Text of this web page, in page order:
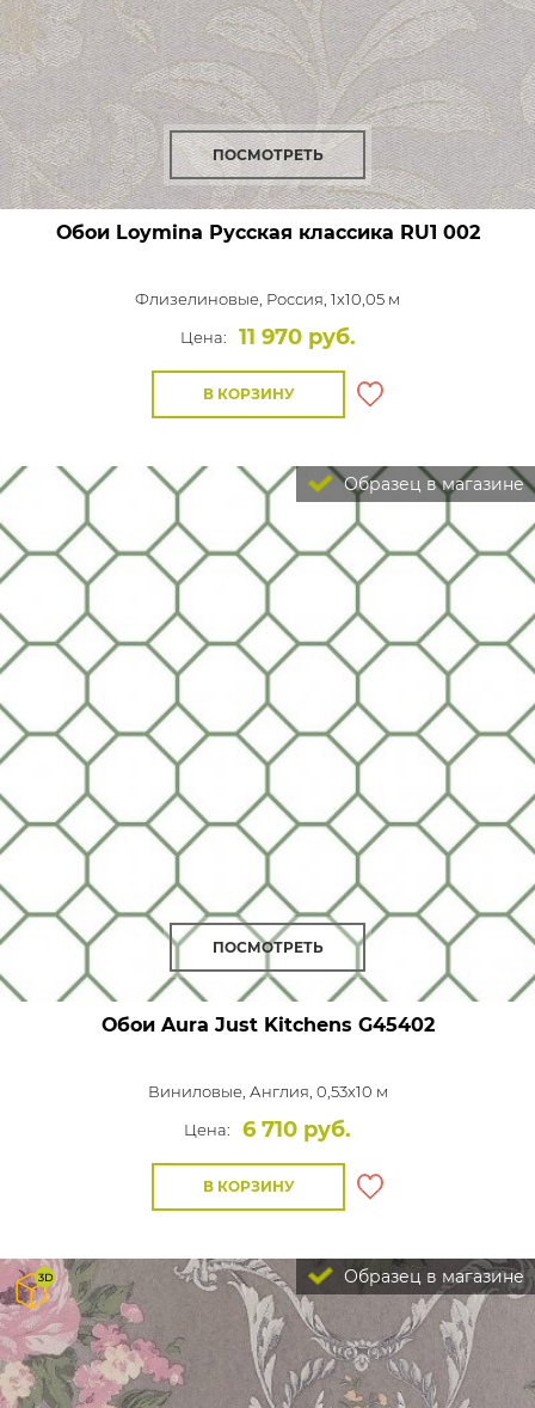
ПОСМОТРЕТЬ
Обои Loymina Русская классика RU1 002
Флизелиновые, Россия, 1x10,05 м
Цена:
11 970 руб.
В КОРЗИНУ
Образец в магазине
ПОСМОТРЕТЬ
Обои Aura Just Kitchens G45402
Виниловые, Англия, 0,53x10 м
Цена:
6 710 руб.
В КОРЗИНУ
Образец в магазине